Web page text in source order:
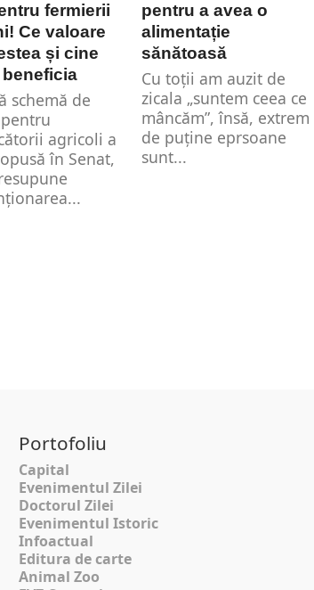
fermierii
Ce valoare
și cine
schemă de
agricoli a
în Senat,
pentru a avea o
alimentație
sănătoasă
Cu toții am auzit de
zicala „suntem ceea ce
mâncăm”, însă, extrem
de puține eprsoane
sunt...
Portofoliu
Capital
Evenimentul Zilei
Doctorul Zilei
Evenimentul Istoric
Infoactual
Editura de carte
Animal Zoo